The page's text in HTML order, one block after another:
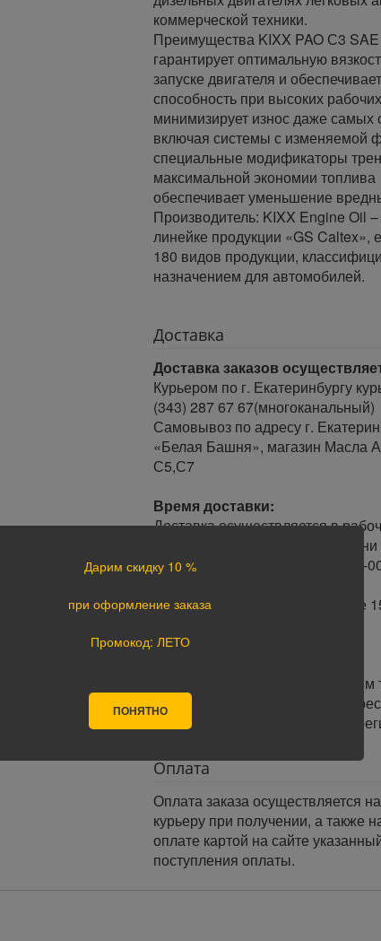
коммерческой техники.
Преимущества KIXX PAO С3
гарантирует оптимальную
запуске двигателя и
способность при высоких
минимизирует износ даже
включая системы с изменяемой
специальные модификаторы
максимальной экономии топлива
обеспечивает уменьшение
Производитель: KIXX Engine Oil
линейке продукции «GS Caltex»,
180 видов продукции,
назначением для автомобилей.
Доставка
Доставка заказов
Курьером по г. Екатеринбургу
(343) 287 67 67(многоканальный)
Самовывоз по адресу г.
«Белая Башня», магазин Масла
С5,С7
Время доставки:
Доставка осуществляется в
Минимальный интервал времени
· При оформлении заказа до 15-
· При оформлении заказа после
В любой уголок России
Почта России, ПЭК, GTD,
Стоимость доставки в разные
Оплата
Оплата заказа осуществляется
курьеру при получении, а также
оплате картой на сайте
поступления оплаты.
Дарим скидку 10 %
при оформление заказа
Промокод: ЛЕТО
ПОНЯТНО